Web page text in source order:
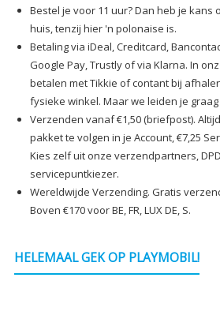
Bestel je voor 11 uur? Dan heb je kans
huis, tenzij hier 'n polonaise is.
Betaling via iDeal, Creditcard,
Google Pay, Trustly of via Klarna. In
betalen met Tikkie of contant bij
fysieke winkel. Maar we leiden je
Verzenden vanaf €1,50 (briefpost).
pakket te volgen in je Account, €7,25
Kies zelf uit onze verzendpartners,
servicepuntkiezer.
Wereldwijde Verzending. Gratis
Boven €170 voor BE, FR, LUX DE, S.
HELEMAAL GEK OP PLAYMOBIL!